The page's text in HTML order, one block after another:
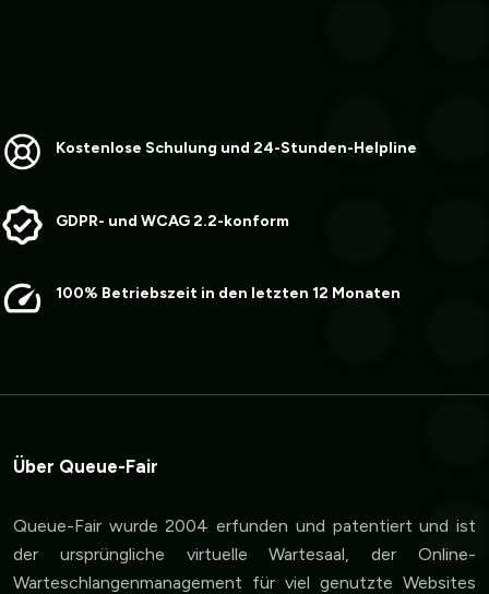
Kostenlose Schulung und 24-Stunden-Helpline
GDPR- und WCAG 2.2-konform
100% Betriebszeit in den letzten 12 Monaten
Über Queue-Fair
Queue-Fair wurde 2004 erfunden und patentiert und ist
der ursprüngliche virtuelle Wartesaal, der Online-
Warteschlangenmanagement für viel genutzte Websites